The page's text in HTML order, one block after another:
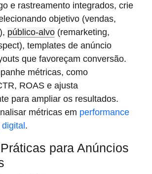
e rastreamento integrados, crie
objetivo (vendas,
público-alvo (remarketing,
templates de anúncio
que favoreçam conversão.
métricas, como
ROAS e ajusta
para ampliar os resultados.
métricas em performance
.
para Anúncios